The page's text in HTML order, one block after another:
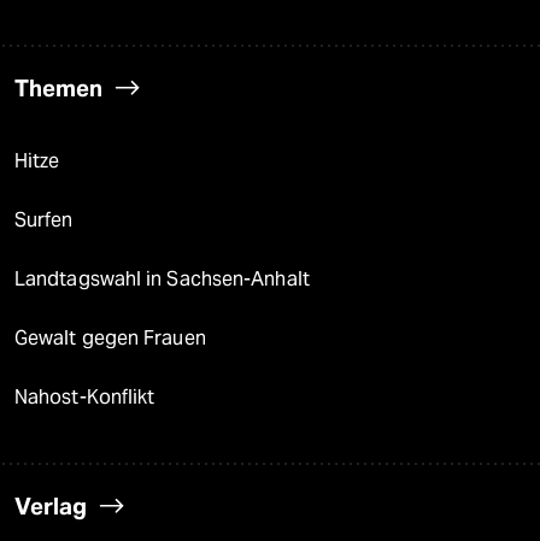
Themen
Hitze
Surfen
Landtagswahl in Sachsen-Anhalt
Gewalt gegen Frauen
Nahost-Konflikt
Verlag